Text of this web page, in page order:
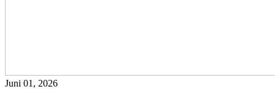
Juni 01, 2026